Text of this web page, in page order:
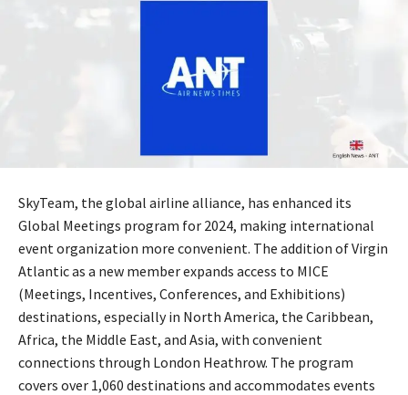
SkyTeam, the global airline alliance, has enhanced its
Global Meetings program for 2024, making international
event organization more convenient. The addition of Virgin
Atlantic as a new member expands access to MICE
(Meetings, Incentives, Conferences, and Exhibitions)
destinations, especially in North America, the Caribbean,
Africa, the Middle East, and Asia, with convenient
connections through London Heathrow. The program
covers over 1,060 destinations and accommodates events